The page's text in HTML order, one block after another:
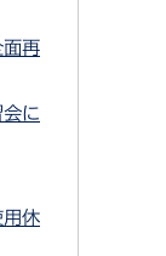
⾯再
に
用休